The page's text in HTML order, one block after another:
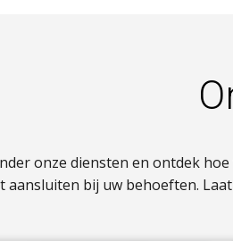
onze diensten en ontdek
aansluiten bij uw behoeften.